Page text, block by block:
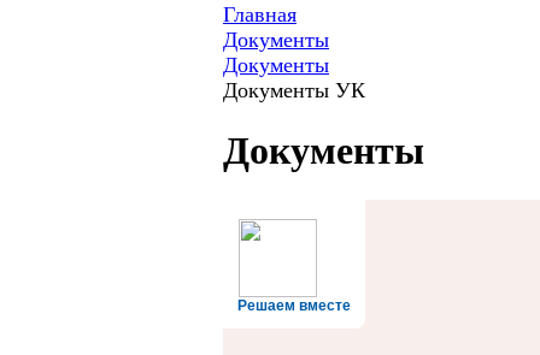
Главная
Документы
Документы
Документы УК
Документы
Решаем вместе